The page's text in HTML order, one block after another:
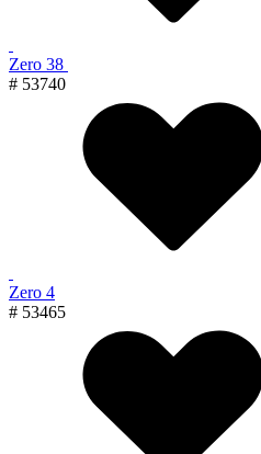
Zero 38
# 53740
Zero 4
# 53465